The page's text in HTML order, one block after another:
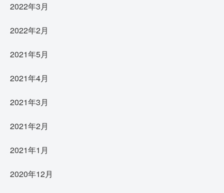
2022年3月
2022年2月
2021年5月
2021年4月
2021年3月
2021年2月
2021年1月
2020年12月